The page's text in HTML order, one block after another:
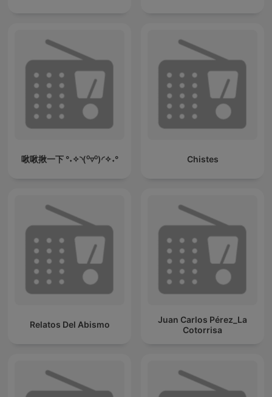
啾啾揪一下 °˖✧◝(⁰▿⁰)◜✧˖° Chistes
Relatos Del Abismo
Juan Carlos Pérez_La
Cotorrisa